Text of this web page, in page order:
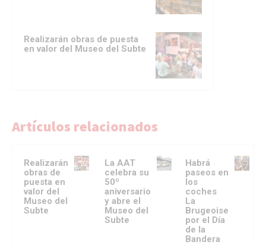
Realizarán obras de puesta
en valor del Museo del Subte
Artículos relacionados
Realizarán
obras de
puesta en
valor del
Museo del
Subte
La AAT
celebra su
50º
aniversario
y abre el
Museo del
Subte
Habrá
paseos en
los
coches
La
Brugeoise
por el Día
de la
Bandera